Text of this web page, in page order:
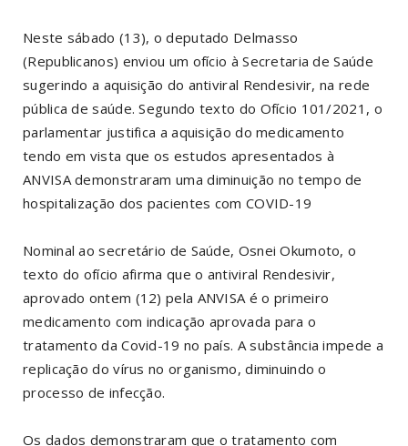
Neste sábado (13), o deputado Delmasso
(Republicanos) enviou um ofício à Secretaria de Saúde
sugerindo a aquisição do antiviral Rendesivir, na rede
pública de saúde. Segundo texto do Ofício 101/2021, o
parlamentar justifica a aquisição do medicamento
tendo em vista que os estudos apresentados à
ANVISA demonstraram uma diminuição no tempo de
hospitalização dos pacientes com COVID-19
Nominal ao secretário de Saúde, Osnei Okumoto, o
texto do ofício afirma que o antiviral Rendesivir,
aprovado ontem (12) pela ANVISA é o primeiro
medicamento com indicação aprovada para o
tratamento da Covid-19 no país. A substância impede a
replicação do vírus no organismo, diminuindo o
processo de infecção.
Os dados demonstraram que o tratamento com